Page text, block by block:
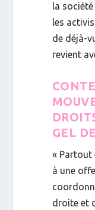
la
les
de déjà-
revient
GEL
« Partout
à une
droite et